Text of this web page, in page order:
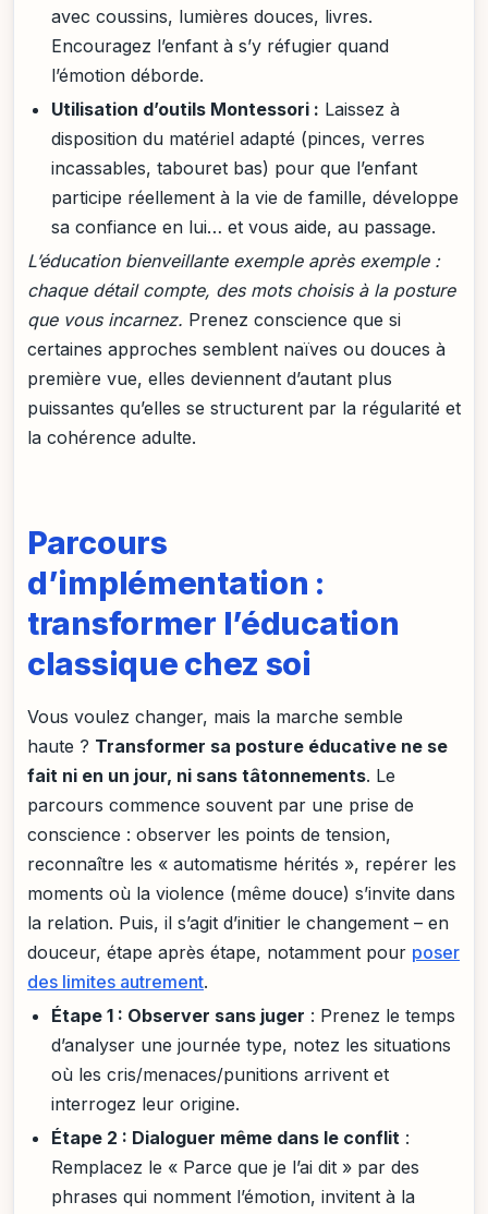
avec coussins, lumières douces, livres.
Encouragez l’enfant à s’y réfugier quand
l’émotion déborde.
Utilisation d’outils Montessori : Laissez à
disposition du matériel adapté (pinces, verres
incassables, tabouret bas) pour que l’enfant
participe réellement à la vie de famille, développe
sa confiance en lui… et vous aide, au passage.
L’éducation bienveillante exemple après exemple :
chaque détail compte, des mots choisis à la posture
que vous incarnez. Prenez conscience que si
certaines approches semblent naïves ou douces à
première vue, elles deviennent d’autant plus
puissantes qu’elles se structurent par la régularité et
la cohérence adulte.
Parcours
d’implémentation :
transformer l’éducation
classique chez soi
Vous voulez changer, mais la marche semble
haute ? Transformer sa posture éducative ne se
fait ni en un jour, ni sans tâtonnements. Le
parcours commence souvent par une prise de
conscience : observer les points de tension,
reconnaître les « automatisme hérités », repérer les
moments où la violence (même douce) s’invite dans
la relation. Puis, il s’agit d’initier le changement – en
douceur, étape après étape, notamment pour poser
des limites autrement.
Étape 1 : Observer sans juger : Prenez le temps
d’analyser une journée type, notez les situations
où les cris/menaces/punitions arrivent et
interrogez leur origine.
Étape 2 : Dialoguer même dans le conflit :
Remplacez le « Parce que je l’ai dit » par des
phrases qui nomment l’émotion, invitent à la